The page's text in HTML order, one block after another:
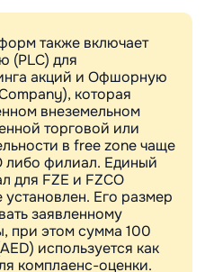
также включает
(PLC) для
акций и Офшорную
которая
внеземельном
торговой или
в free zone чаще
либо филиал. Единый
для FZE и FZCO
Его размер
заявленному
при этом сумма 100
используется как
комплаенс-оценки.